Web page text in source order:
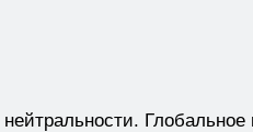
Глобальное